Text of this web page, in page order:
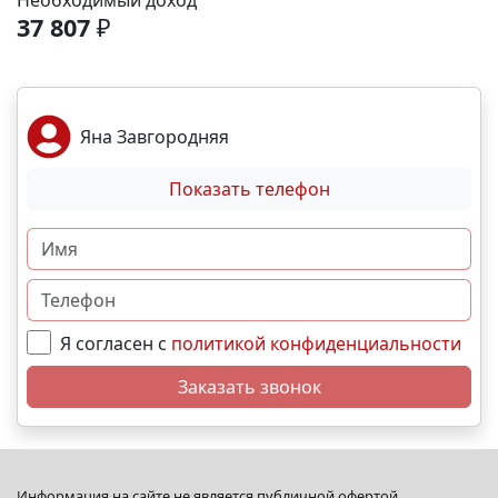
спортивные площадки. Благоустройство -
ландшафтный дизайн с зонами отдыха; -
комплексы для разных возрастов; - места для выгула
собак; - видеонаблюдение и КПП для безопасности.
Преимущества - сбалансированное сочетание цены
и качества; - развитая социальная инфраструктура в
шаговой доступности; - продуманное дворовое
пространство; - гибкая система рассрочек и
ипотечных программ. N4481
37 807 ₽
Яна Завгородняя
Показать телефон
Я согласен с политикой конфиденциальности
Заказать звонок